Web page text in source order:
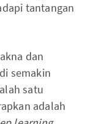
tantangan
dan
semakin
satu
adalah